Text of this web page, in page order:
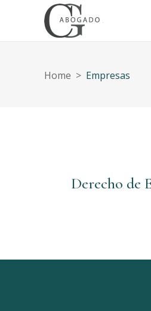
Home > Empresas
Derecho de